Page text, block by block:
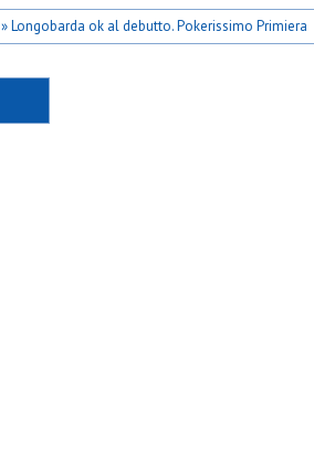
» Longobarda ok al debutto. Pokerissimo Primiera